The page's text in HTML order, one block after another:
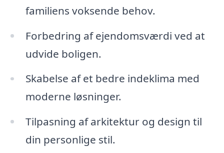
familiens voksende behov.
Forbedring af ejendomsværdi ved at
udvide boligen.
Skabelse af et bedre indeklima med
moderne løsninger.
Tilpasning af arkitektur og design til
din personlige stil.